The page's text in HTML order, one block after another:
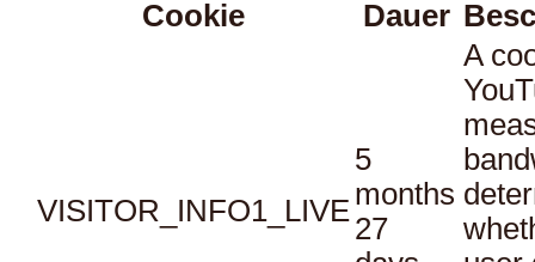
Cookie
Dauer
VISITOR_INFO1_LIVE
5
months
27
A